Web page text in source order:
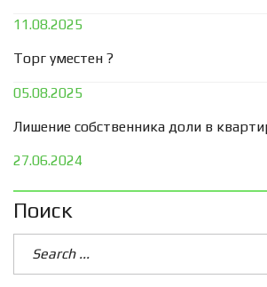
11.08.2025
Торг уместен ?
05.08.2025
Лишение собственника доли в
27.06.2024
Поиск